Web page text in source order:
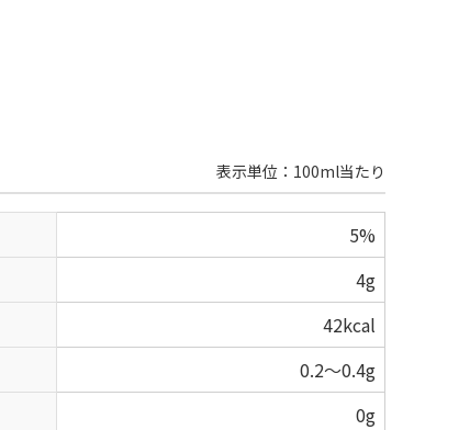
表示単位：100ml当たり
5%
4g
42kcal
0.2～0.4g
0g